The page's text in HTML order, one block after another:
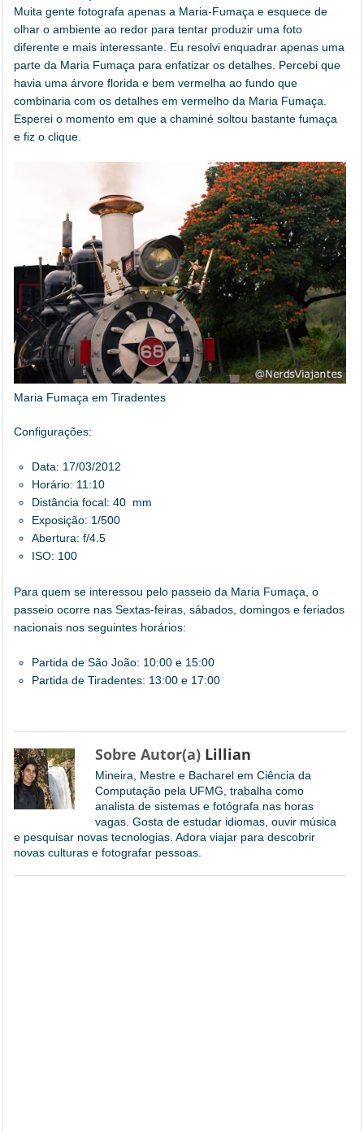
Muita gente fotografa apenas a Maria-Fumaça e esquece de
olhar o ambiente ao redor para tentar produzir uma foto
diferente e mais interessante. Eu resolvi enquadrar apenas uma
parte da Maria Fumaça para enfatizar os detalhes. Percebi que
havia uma árvore florida e bem vermelha ao fundo que
combinaria com os detalhes em vermelho da Maria Fumaça.
Esperei o momento em que a chaminé soltou bastante fumaça
e fiz o clique.
Maria Fumaça em Tiradentes
Configurações:
Data: 17/03/2012
Horário: 11:10
Distância focal: 40 mm
Exposição: 1/500
Abertura: f/4.5
ISO: 100
Para quem se interessou pelo passeio da Maria Fumaça, o
passeio ocorre nas Sextas-feiras, sábados, domingos e feriados
nacionais nos seguintes horários:
Partida de São João: 10:00 e 15:00
Partida de Tiradentes: 13:00 e 17:00
Sobre Autor(a) Lillian
Mineira, Mestre e Bacharel em Ciência da
Computação pela UFMG, trabalha como
analista de sistemas e fotógrafa nas horas
vagas. Gosta de estudar idiomas, ouvir música
e pesquisar novas tecnologias. Adora viajar para descobrir
novas culturas e fotografar pessoas.